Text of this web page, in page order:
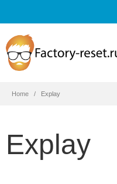
Home Explay
Explay